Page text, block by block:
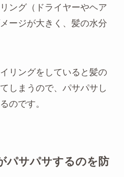
ング（ドライヤーやヘア
ージが大きく、髪の水分
リングをしていると髪の
しまうので、パサパサし
のです。
パサパサするのを防